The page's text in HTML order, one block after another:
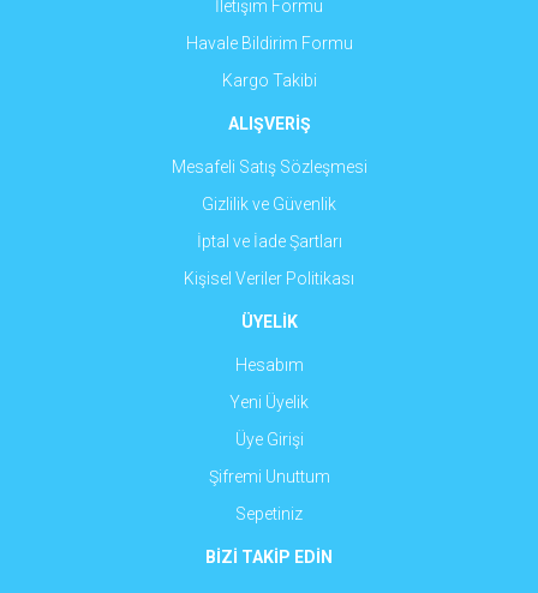
Gönder
İletişim Formu
Havale Bildirim Formu
Kargo Takibi
ALIŞVERİŞ
Mesafeli Satış Sözleşmesi
Gizlilik ve Güvenlik
İptal ve İade Şartları
Kişisel Veriler Politikası
ÜYELİK
Hesabım
Yeni Üyelik
Üye Girişi
Şifremi Unuttum
Sepetiniz
BİZİ TAKİP EDİN